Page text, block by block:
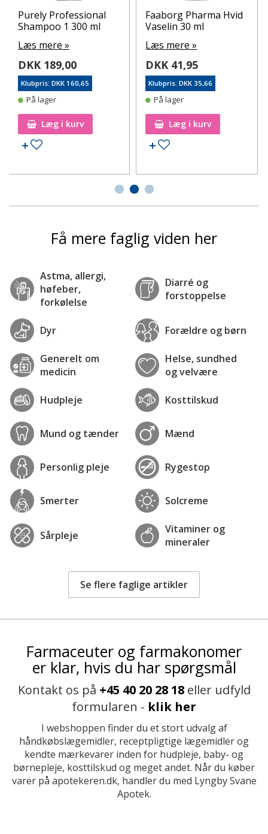
Purely Professional
Shampoo 1 300 ml
Læs mere »
DKK 189,00
Klubpris: DKK 160,65
På lager
Læg i kurv
Tilføj til ønskeseddel
Faaborg Pharma Hvid
Vaselin 30 ml
Læs mere »
DKK 41,95
Klubpris: DKK 35,66
På lager
Læg i kurv
Tilføj til ønskeseddel
Få mere faglig viden her
Astma, allergi,
høfeber,
forkølelse
Diarré og
forstoppelse
Dyr Forældre og børn
Generelt om
medicin
Helse, sundhed
og velvære
Hudpleje Kosttilskud
Mund og tænder Mænd
Personlig pleje Rygestop
Smerter Solcreme
Sårpleje
Vitaminer og
mineraler
Se flere faglige artikler
Farmaceuter og farmakonomer
er klar, hvis du har spørgsmål
Kontakt os på +45 40 20 28 18eller udfyld
formularen - klik her
I webshoppen finder du et stort udvalg af
håndkøbslægemidler, receptpligtige lægemidler og
kendte mærkevarer inden for hudpleje, baby- og
børnepleje, kosttilskud og meget andet. Når du køber
varer på apotekeren.dk, handler du med Lyngby Svane
Apotek.